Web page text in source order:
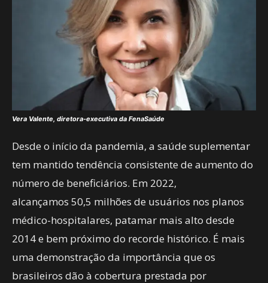
Vera Valente, diretora-executiva da FenaSaúde
Desde o início da pandemia, a saúde suplementar
tem mantido tendência consistente de aumento do
número de beneficiários. Em 2022,
alcançamos 50,5 milhões de usuários nos planos
médico-hospitalares, patamar mais alto desde
2014 e bem próximo do recorde histórico. É mais
uma demonstração da importância que os
brasileiros dão à cobertura prestada por